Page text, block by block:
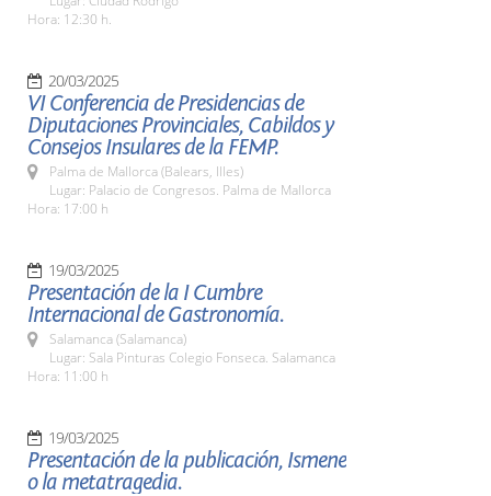
Hora: 12:30 h.
20/03/2025
VI Conferencia de Presidencias de
Diputaciones Provinciales, Cabildos y
Consejos Insulares de la FEMP.
Palma de Mallorca (Balears, Illes)
Lugar: Palacio de Congresos. Palma de Mallorca
Hora: 17:00 h
19/03/2025
Presentación de la I Cumbre
Internacional de Gastronomía.
Salamanca (Salamanca)
Lugar: Sala Pinturas Colegio Fonseca. Salamanca
Hora: 11:00 h
19/03/2025
Presentación de la publicación, Ismene
o la metatragedia.